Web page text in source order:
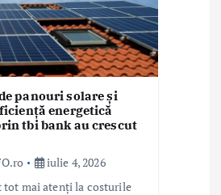
panouri solare și
energetică
tbi bank au crescut
iulie 4, 2026
tot mai atenți la costurile